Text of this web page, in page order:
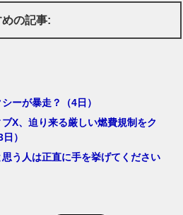
の記事:
ーが暴走？（4日）
X、迫り来る厳しい燃費規制をク
）
う人は正直に手を挙げてください